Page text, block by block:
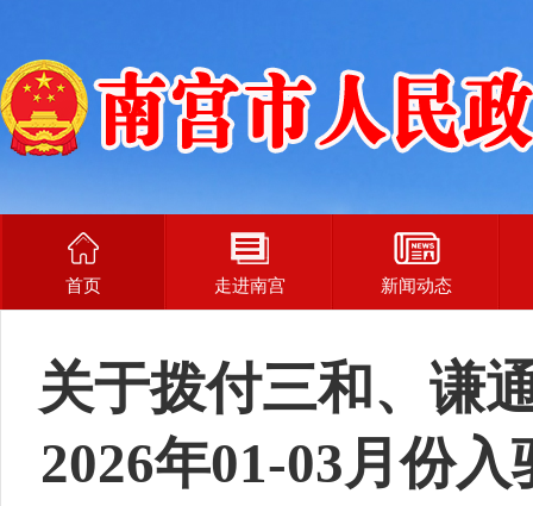
首页 走进南宫 新闻动态
关于拨付三和、谦
2026年01-03月份